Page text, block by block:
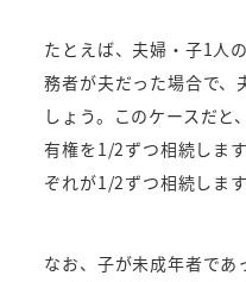
たとえば、夫婦・子1人
務者が夫だった場合で、
しょう。このケースだ
有権を1/2ずつ相続しま
ぞれが1/2ずつ相続します
なお、子が未成年者であ